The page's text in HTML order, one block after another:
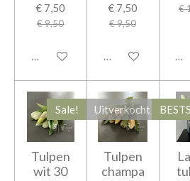
€ 7,50
€ 9,50
In winkelwagen
€ 7,50
€ 9,50
In winkelwagen
€
Sale!
Tulpen
wit 30
Uitverkocht
Tulpen
champa